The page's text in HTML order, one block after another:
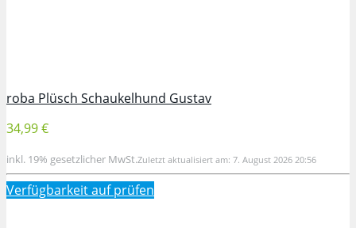
roba Plüsch Schaukelhund Gustav
34,99 €
inkl. 19% gesetzlicher MwSt.Zuletzt aktualisiert am: 7. August 2026 20:56
Verfügbarkeit aufprüfen